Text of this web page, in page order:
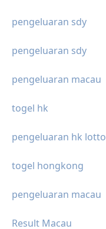
pengeluaran sdy
pengeluaran sdy
pengeluaran macau
togel hk
pengeluaran hk lotto
togel hongkong
pengeluaran macau
Result Macau